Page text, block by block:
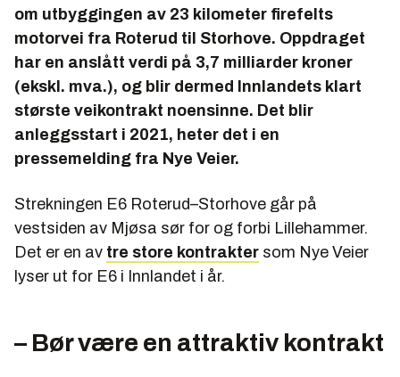
om utbyggingen av 23 kilometer firefelts
motorvei fra Roterud til Storhove. Oppdraget
har en anslått verdi på 3,7 milliarder kroner
(ekskl. mva.), og blir dermed Innlandets klart
største veikontrakt noensinne. Det blir
anleggsstart i 2021, heter det i en
pressemelding fra Nye Veier.
Strekningen E6 Roterud–Storhove går på
vestsiden av Mjøsa sør for og forbi Lillehammer.
Det er en av tre store kontrakter som Nye Veier
lyser ut for E6 i Innlandet i år.
– Bør være en attraktiv kontrakt